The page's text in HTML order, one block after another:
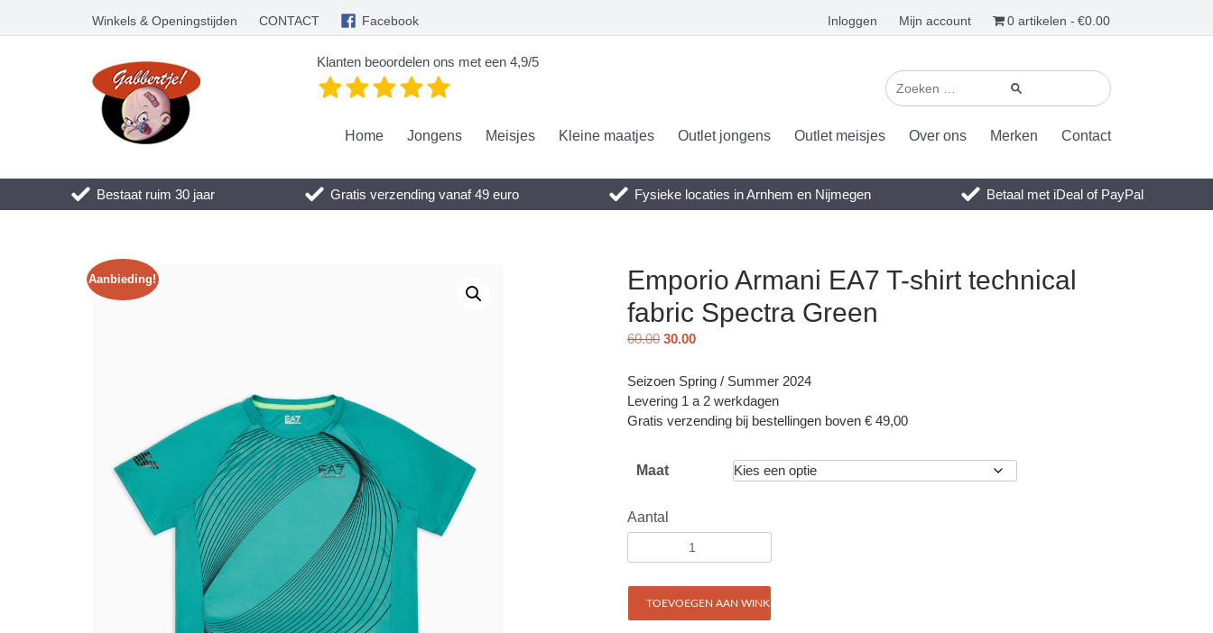
Winkels & Openingstijden CONTACT Facebook Inloggen Mijn account 0 artikelen €0.00
Klanten beoordelen ons met een 4,9/5
Home Jongens Meisjes Kleine maatjes Outlet jongens Outlet meisjes Over ons Merken Contact
Bestaat ruim 30 jaar Gratis verzending vanaf 49 euro Fysieke locaties in Arnhem en Nijmegen Betaal met iDeal of PayPal
Aanbieding!
Emporio Armani EA7 T-shirt technical
fabric Spectra Green
60.00 30.00
Seizoen Spring / Summer 2024
Levering 1 a 2 werkdagen
Gratis verzending bij bestellingen boven € 49,00
Maat
Aantal
TOEVOEGEN AAN WINKELWAGEN